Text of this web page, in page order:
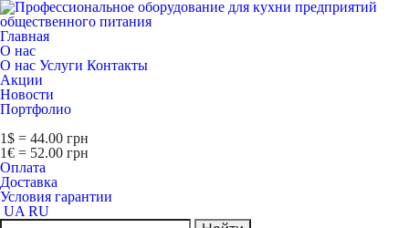
Главная
О нас
О нас Услуги Контакты
Акции
Новости
Портфолио
1$ = 44.00 грн
1€ = 52.00 грн
Оплата
Доставка
Условия гарантии
UA RU